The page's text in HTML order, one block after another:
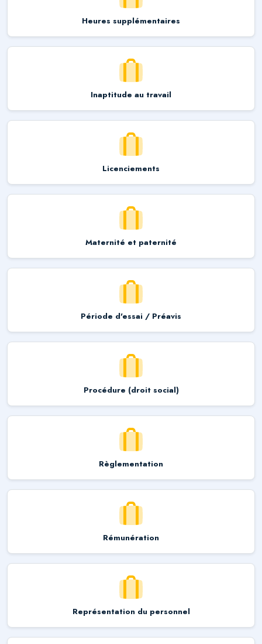
Heures supplémentaires
Inaptitude au travail
Licenciements
Maternité et paternité
Période d'essai / Préavis
Procédure (droit social)
Règlementation
Rémunération
Représentation du personnel